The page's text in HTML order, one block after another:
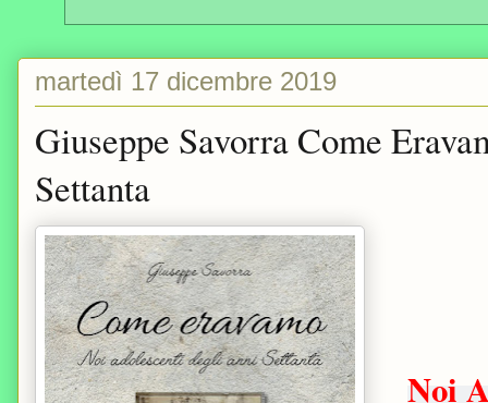
martedì 17 dicembre 2019
Giuseppe Savorra Come
Settanta
Noi